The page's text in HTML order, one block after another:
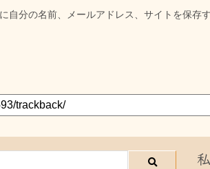
自分の名前、メールアドレス、サイトを保存